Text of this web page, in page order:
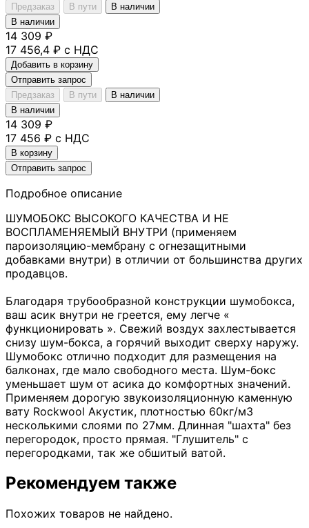
Предзаказ В пути
В наличии
В наличии
14 309 ₽
17 456,4 ₽ с НДС
Добавить в корзину
Отправить запрос
Предзаказ
В пути
В наличии
В наличии
14 309 ₽
17 456 ₽ с НДС
В корзину
Отправить запрос
Подробное описание
ШУМОБОКС ВЫСОКОГО КАЧЕСТВА И НЕ
ВОСПЛАМЕНЯЕМЫЙ ВНУТРИ (применяем
пароизоляцию-мембрану с огнезащитными
добавками внутри) в отличии от большинства других
продавцов.
Благодаря трубообразной конструкции шумобокса,
ваш асик внутри не греется, ему легче «
функционировать ». Свежий воздух захлестывается
снизу шум-бокса, а горячий выходит сверху наружу.
Шумобокс отлично подходит для размещения на
балконах, где мало свободного места. Шум-бокс
уменьшает шум от асика до комфортных значений.
Применяем дорогую звукоизоляционную каменную
вату Rockwool Акустик, плотностью 60кг/м3
несколькими слоями по 27мм. Длинная "шахта" без
перегородок, просто прямая. "Глушитель" с
перегородками, так же обшитый ватой.
Рекомендуем также
Похожих товаров не найдено.